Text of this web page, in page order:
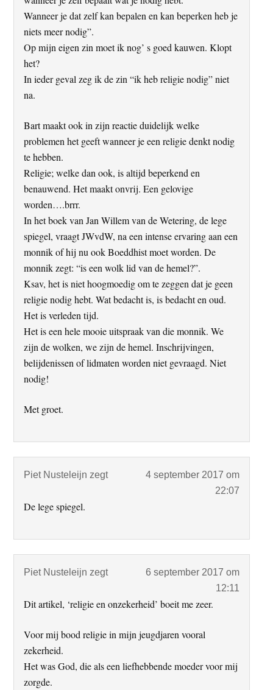
Wanneer je dat zelf kan bepalen en kan beperken heb je
niets meer nodig”.
Op mijn eigen zin moet ik nog’ s goed kauwen. Klopt
het?
In ieder geval zeg ik de zin “ik heb religie nodig” niet
na.
Bart maakt ook in zijn reactie duidelijk welke
problemen het geeft wanneer je een religie denkt nodig
te hebben.
Religie; welke dan ook, is altijd beperkend en
benauwend. Het maakt onvrij. Een gelovige
worden….brrr.
In het boek van Jan Willem van de Wetering, de lege
spiegel, vraagt JWvdW, na een intense ervaring aan een
monnik of hij nu ook Boeddhist moet worden. De
monnik zegt: “is een wolk lid van de hemel?”.
Ksav, het is niet hoogmoedig om te zeggen dat je geen
religie nodig hebt. Wat bedacht is, is bedacht en oud.
Het is verleden tijd.
Het is een hele mooie uitspraak van die monnik. We
zijn de wolken, we zijn de hemel. Inschrijvingen,
belijdenissen of lidmaten worden niet gevraagd. Niet
nodig!
Met groet.
Piet Nusteleijn zegt
4 september 2017 om
22:07
De lege spiegel.
Piet Nusteleijn zegt
6 september 2017 om
12:11
Dit artikel, ‘religie en onzekerheid’ boeit me zeer.
Voor mij bood religie in mijn jeugdjaren vooral
zekerheid.
Het was God, die als een liefhebbende moeder voor mij
zorgde.